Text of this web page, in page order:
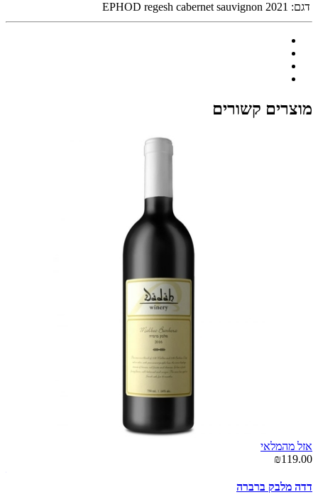
דגם: EPHOD regesh cabernet sauvignon 2021
מוצרים קשורים
אזל מהמלאי
₪119.00
דדה מלבק ברברה